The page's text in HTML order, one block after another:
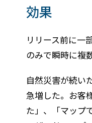
効果
リリース前に一
のみで瞬時に複
自然災害が続い
急増した。お客
た」、「マップ